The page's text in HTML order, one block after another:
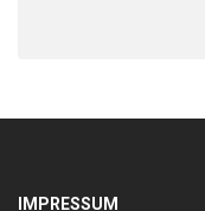
IMPRESSUM